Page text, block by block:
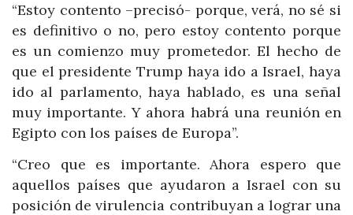
“Estoy contento –precisó- porque, verá, no sé si
es definitivo o no, pero estoy contento porque
es un comienzo muy prometedor. El hecho de
que el presidente Trump haya ido a Israel, haya
ido al parlamento, haya hablado, es una señal
muy importante. Y ahora habrá una reunión en
Egipto con los países de Europa”.
“Creo que es importante. Ahora espero que
aquellos países que ayudaron a Israel con su
posición de virulencia contribuyan a lograr una